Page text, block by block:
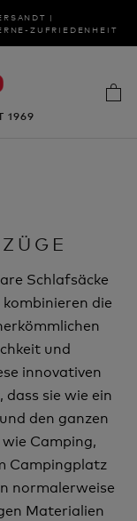
|
ZUFRIEDENHEIT
1969
Schlafsäcke
die
und
innovativen
sie wie ein
den ganzen
Camping,
Campingplatz
normalerweise
Materialien